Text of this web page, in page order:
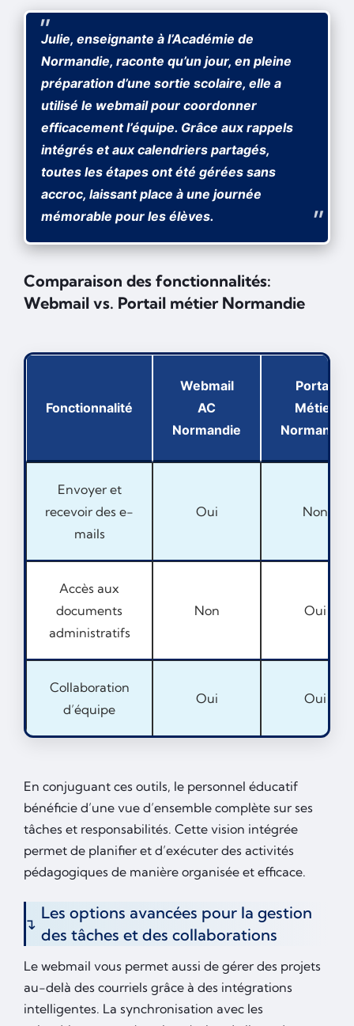
Julie, enseignante à l’Académie de
Normandie, raconte qu’un jour, en pleine
préparation d’une sortie scolaire, elle a
utilisé le webmail pour coordonner
efficacement l’équipe. Grâce aux rappels
intégrés et aux calendriers partagés,
toutes les étapes ont été gérées sans
accroc, laissant place à une journée
mémorable pour les élèves.
Comparaison des fonctionnalités:
Webmail vs. Portail métier Normandie
Fonctionnalité
Webmail
AC
Normandie
Portail
Métier
Normandie
Envoyer et
recevoir des e-
mails
Oui Non
Accès aux
documents
administratifs
Non Oui
Collaboration
d’équipe
Oui Oui
En conjuguant ces outils, le personnel éducatif
bénéficie d’une vue d’ensemble complète sur ses
tâches et responsabilités. Cette vision intégrée
permet de planifier et d’exécuter des activités
pédagogiques de manière organisée et efficace.
Les options avancées pour la gestion
des tâches et des collaborations
Le webmail vous permet aussi de gérer des projets
au-delà des courriels grâce à des intégrations
intelligentes. La synchronisation avec les